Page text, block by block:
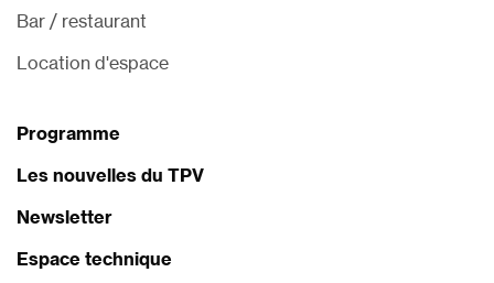
Bar / restaurant
Location d'espace
Programme
Les nouvelles du TPV
Newsletter
Espace technique